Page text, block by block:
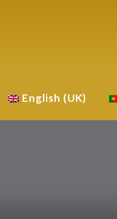
English (UK)